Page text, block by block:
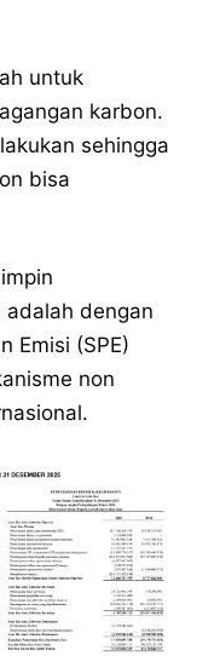
untuk
karbon.
sehingga
bisa
adalah dengan
Emisi (SPE)
non